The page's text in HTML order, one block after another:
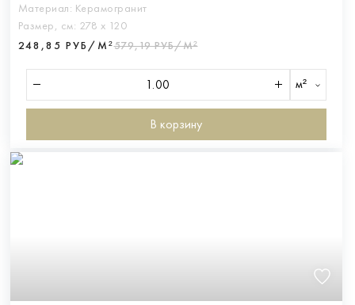
Материал: Керамогранит
Размер, см: 278 х 120
248,85 РУБ/М²579,19 РУБ/М²
м²
В корзину